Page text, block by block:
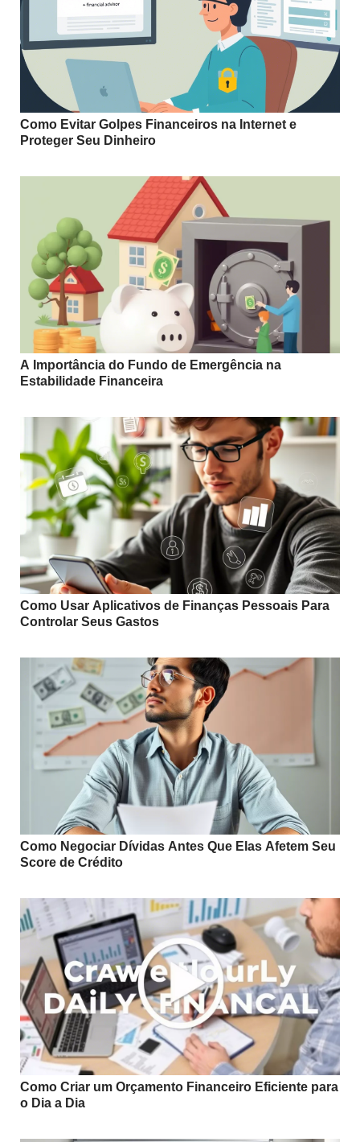
Como Evitar Golpes Financeiros na Internet e
Proteger Seu Dinheiro
A Importância do Fundo de Emergência na
Estabilidade Financeira
Como Usar Aplicativos de Finanças Pessoais Para
Controlar Seus Gastos
Como Negociar Dívidas Antes Que Elas Afetem Seu
Score de Crédito
Como Criar um Orçamento Financeiro Eficiente para
o Dia a Dia